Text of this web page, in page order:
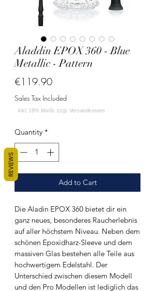
Aladdin EPOX 360 - Blue
Metallic - Pattern
€119.90Price
Sales Tax Included
Quantity *
Add to Cart
Die Aladin EPOX 360 bietet dir ein
ganz neues, besonderes Raucherlebnis
auf aller höchstem Niveau. Neben dem
schönen Epoxidharz-Sleeve und dem
massiven Glas bestehen alle Teile aus
hochwertigem Edelstahl. Der
Unterschied zwischen diesem Modell
und den Pro Modellen ist lediglich das
REVIEWS